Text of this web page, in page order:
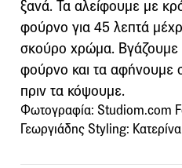
ξανά. Τα αλείφουμε με
φούρνο για 45 λεπτά
σκούρο χρώμα. Βγάζουμε
φούρνο και τα
πριν τα κόψουμε.
Φωτογραφία: Studiom.com
Γεωργιάδης Styling: